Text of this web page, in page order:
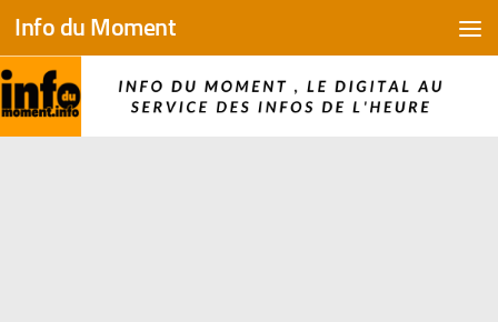
Skip to content
Info du Moment